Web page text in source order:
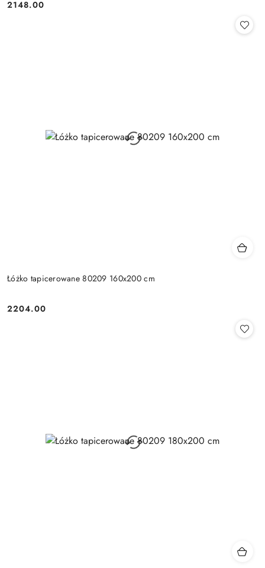
Cena:
2148.00
Łóżko tapicerowane 80209 160x200 cm
Cena:
2204.00